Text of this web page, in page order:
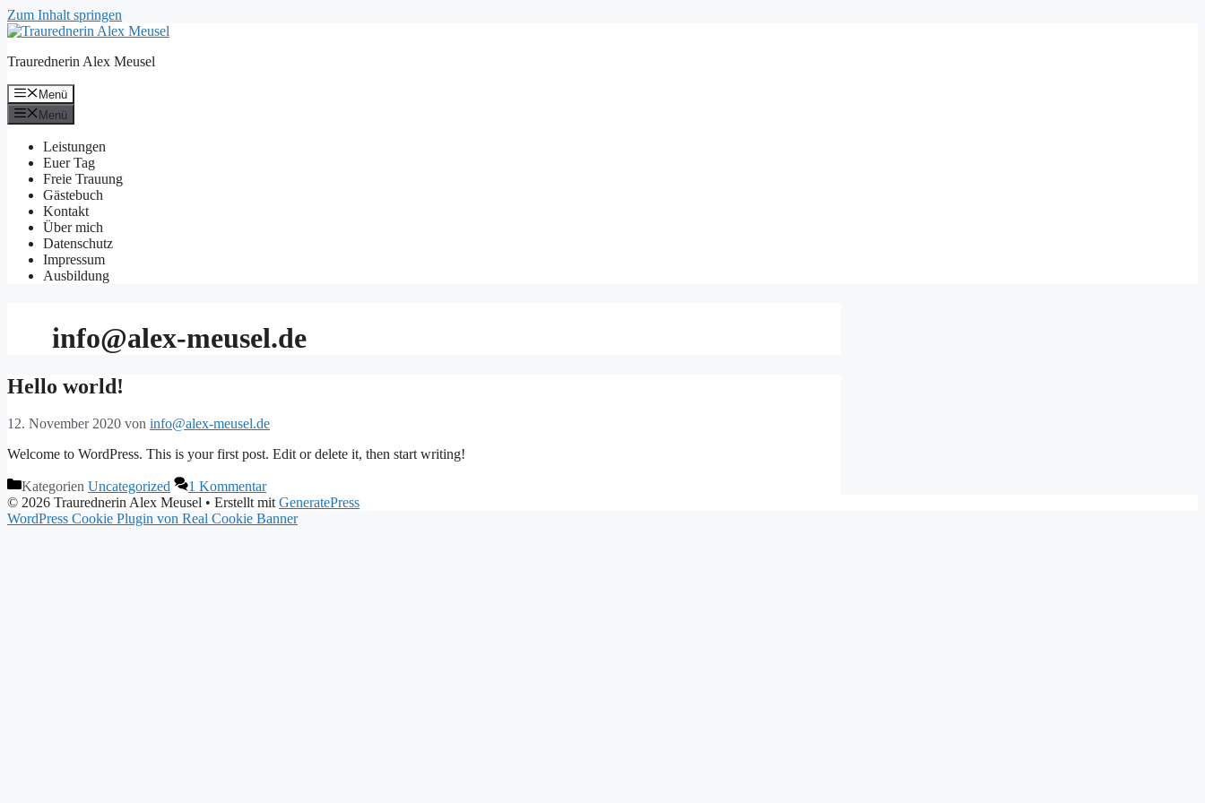
Zum Inhalt springen
Traurednerin Alex Meusel
Menü
Menü
Leistungen
Euer Tag
Freie Trauung
Gästebuch
Kontakt
Über mich
Datenschutz
Impressum
Ausbildung
info@alex-meusel.de
Hello world!
12. November 2020 von info@alex-meusel.de
Welcome to WordPress. This is your first post. Edit or delete it, then start writing!
Kategorien Uncategorized
1 Kommentar
© 2026 Traurednerin Alex Meusel • Erstellt mitGeneratePress
WordPress Cookie Plugin von Real Cookie Banner